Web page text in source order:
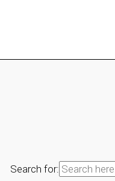
Search for: